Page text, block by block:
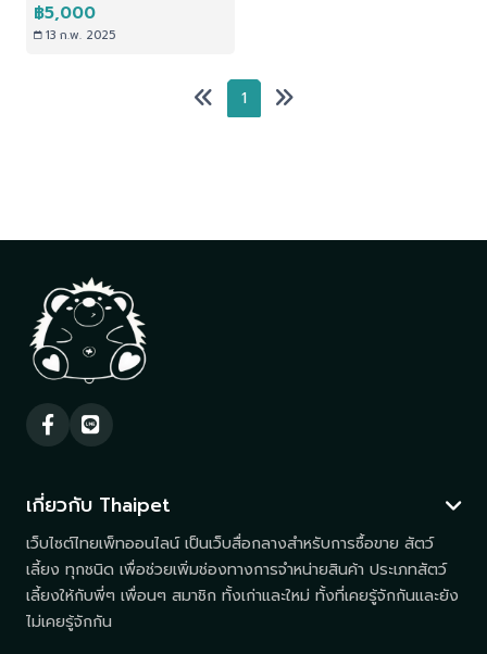
฿5,000
13 ก.พ. 2025
1
เกี่ยวกับ Thaipet
เว็บไซต์ไทยเพ็ทออนไลน์ เป็นเว็บสื่อกลางสำหรับการซื้อขาย สัตว์
เลี้ยง ทุกชนิด เพื่อช่วยเพิ่มช่องทางการจำหน่ายสินค้า ประเภทสัตว์
เลี้ยงให้กับพี่ๆ เพื่อนๆ สมาชิก ทั้งเก่าและใหม่ ทั้งที่เคยรู้จักกันและยัง
ไม่เคยรู้จักกัน